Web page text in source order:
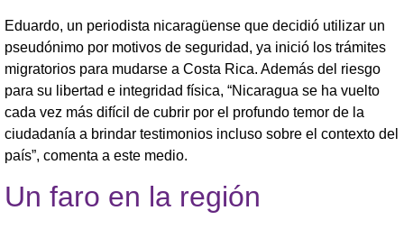
Eduardo, un periodista nicaragüense que decidió utilizar un
pseudónimo por motivos de seguridad, ya inició los trámites
migratorios para mudarse a Costa Rica. Además del riesgo
para su libertad e integridad física, “Nicaragua se ha vuelto
cada vez más difícil de cubrir por el profundo temor de la
ciudadanía a brindar testimonios incluso sobre el contexto del
país”, comenta a este medio.
Un faro en la región